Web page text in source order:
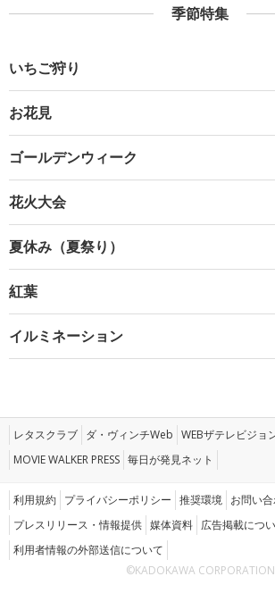
季節特集
いちご狩り
お花見
ゴールデンウィーク
花火大会
夏休み（夏祭り）
紅葉
イルミネーション
レタスクラブ ダ・ヴィンチWeb WEBザテレビジョ
MOVIE WALKER PRESS 毎日が発見ネット
利用規約 プライバシーポリシー 推奨環境 お問い
プレスリリース・情報提供 媒体資料 広告掲載につ
利用者情報の外部送信について
©KADOKAWA CORPORATION